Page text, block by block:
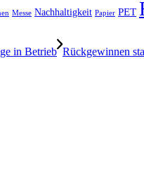
Messe Nachhaltigkeit Papier PET
in Betrieb Rückgewinnen